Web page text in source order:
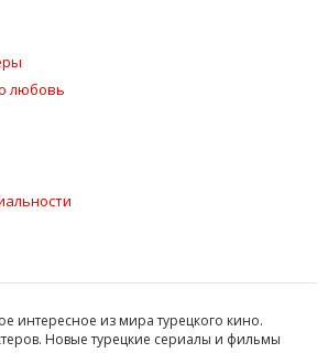
любовь
интересное из мира турецкого кино.
Новые турецкие сериалы и фильмы